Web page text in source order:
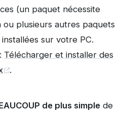
(un paquet nécessite
ou plusieurs autres paquets
sur votre PC.
Télécharger et installer des
.
de plus simple de